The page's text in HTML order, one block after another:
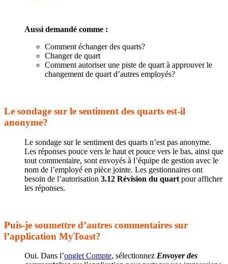
Aussi demandé comme :
Comment échanger des quarts?
Changer de quart
Comment autoriser une piste de quart à approuver le
changement de quart d’autres employés?
Le sondage sur le sentiment des quarts est-il
anonyme?
Le sondage sur le sentiment des quarts n’est pas anonyme.
Les réponses pouce vers le haut et pouce vers le bas, ainsi que
tout commentaire, sont envoyés à l’équipe de gestion avec le
nom de l’employé en pièce jointe. Les gestionnaires ont
besoin de l’autorisation 3.12 Révision du quart pour afficher
les réponses.
Puis-je soumettre d’autres commentaires sur
l’application MyToast?
Oui. Dans l’onglet Compte, sélectionnez Envoyer des